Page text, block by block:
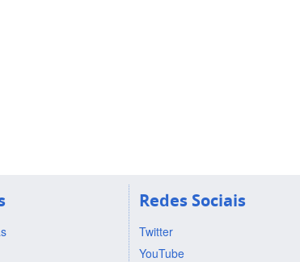
Redes Sociais
Twitter
YouTube